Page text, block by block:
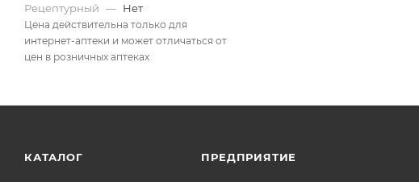
Рецептурный — Нет
Цена действительна только для
интернет-аптеки и может отличаться от
цен в розничных аптеках
КАТАЛОГ ПРЕДПРИЯТИЕ